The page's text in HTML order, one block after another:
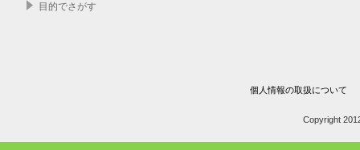
目的でさがす
個人情報の取扱について
Copyright